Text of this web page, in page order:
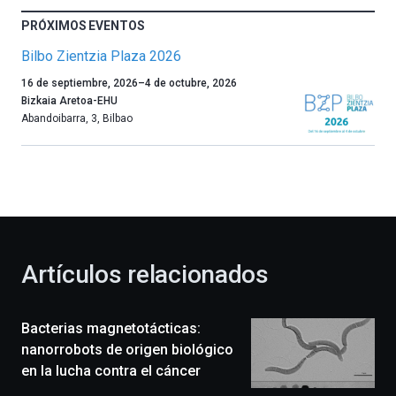
PRÓXIMOS EVENTOS
Bilbo Zientzia Plaza 2026
Un
año
más,
celebración
novena
edición
de
16 de septiembre, 2026–4 de octubre, 2026
Bizkaia Aretoa-EHU
Abandoibarra, 3, Bilbao
Artículos relacionados
Bacterias magnetotácticas:
nanorrobots de origen biológico
en la lucha contra el cáncer